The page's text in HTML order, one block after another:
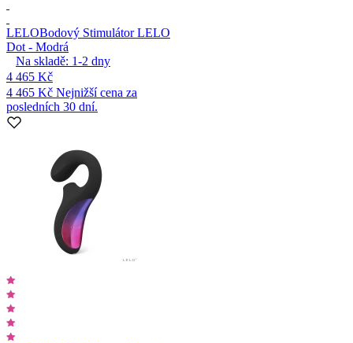
LELOBodový Stimulátor LELO
Dot - Modrá
Na skladě: 1-2 dny
4 465 Kč
4 465 Kč Nejnižší cena za
posledních 30 dní.